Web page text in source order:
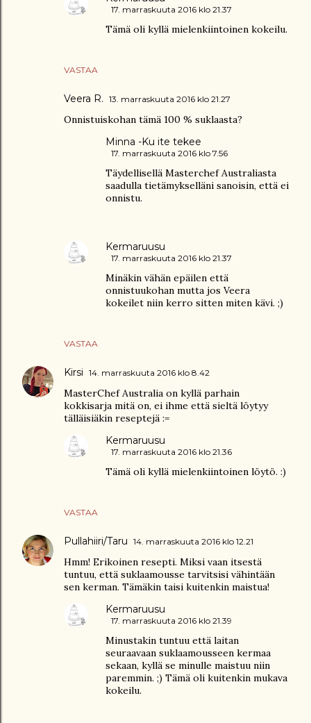
VASTAA
17. marraskuuta 2016 klo 21.37
Tämä oli kyllä mielenkiintoinen kokeilu.
Veera R. 13. marraskuuta 2016 klo 21.27
Onnistuiskohan tämä 100 % suklaasta?
VASTAA
Minna -Ku ite tekee
17. marraskuuta 2016 klo 7.56
Täydellisellä Masterchef Australiasta
saadulla tietämykselläni sanoisin, että ei
onnistu.
Kermaruusu
17. marraskuuta 2016 klo 21.37
Minäkin vähän epäilen että
onnistuukohan mutta jos Veera
kokeilet niin kerro sitten miten kävi. ;)
Kirsi 14. marraskuuta 2016 klo 8.42
MasterChef Australia on kyllä parhain
kokkisarja mitä on, ei ihme että sieltä löytyy
tälläisiäkin reseptejä :=
VASTAA
Kermaruusu
17. marraskuuta 2016 klo 21.36
Tämä oli kyllä mielenkiintoinen löytö. :)
Pullahiiri/Taru 14. marraskuuta 2016 klo 12.21
Hmm! Erikoinen resepti. Miksi vaan itsestä
tuntuu, että suklaamousse tarvitsisi vähintään
sen kerman. Tämäkin taisi kuitenkin maistua!
Kermaruusu
17. marraskuuta 2016 klo 21.39
Minustakin tuntuu että laitan
seuraavaan suklaamousseen kermaa
sekaan, kyllä se minulle maistuu niin
paremmin. ;) Tämä oli kuitenkin mukava
kokeilu.